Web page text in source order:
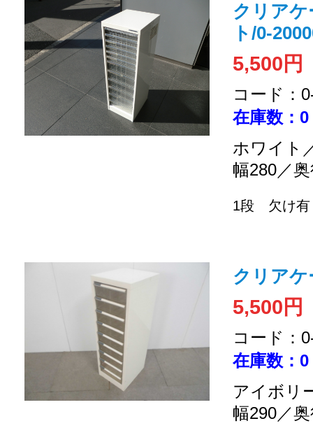
クリア
ト/0-
5,500円
コード：
在庫数：0
ホワイト
幅280／
1段 欠け有
クリアケ
5,500円
コード：
在庫数：0
アイボリ
幅290／